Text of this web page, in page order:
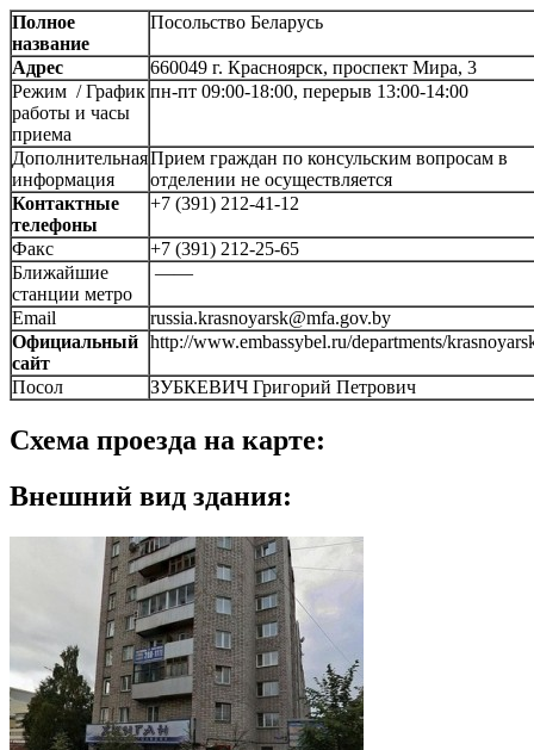
Полное
название
Посольство Беларусь
Адрес
660049 г. Красноярск, проспект Мира, 3
Режим / График
работы и часы
приема
пн-пт 09:00-18:00, перерыв 13:00-14:00
Дополнительная
информация
Прием граждан по консульским вопросам в
отделении не осуществляется
Контактные
телефоны
+7 (391) 212-41-12
Факс
+7 (391) 212-25-65
Ближайшие
станции метро
——
Email
russia.krasnoyarsk@mfa.gov.by
Официальный
сайт
http://www.embassybel.ru/departments/
Посол ЗУБКЕВИЧ Григорий Петрович
Схема проезда на карте:
Внешний вид здания: